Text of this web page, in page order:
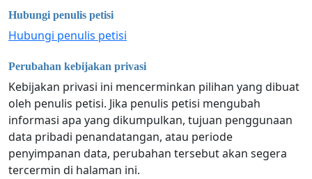
Hubungi penulis petisi
Hubungi penulis petisi
Perubahan kebijakan privasi
Kebijakan privasi ini mencerminkan pilihan yang dibuat
oleh penulis petisi. Jika penulis petisi mengubah
informasi apa yang dikumpulkan, tujuan penggunaan
data pribadi penandatangan, atau periode
penyimpanan data, perubahan tersebut akan segera
tercermin di halaman ini.